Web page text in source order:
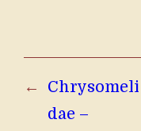
←
Chrysomeli
dae –